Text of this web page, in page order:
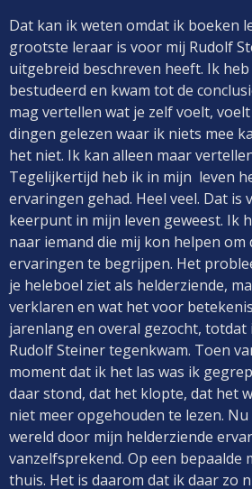
Dat kan ik weten omdat ik boeken
grootste leraar is voor mij Rudolf
uitgebreid beschreven heeft. Ik
bestudeerd en kwam tot de
mag vertellen wat je zelf voelt,
dingen gelezen waar ik niets mee
het niet. Ik kan alleen maar
Tegelijkertijd heb ik in mijn leven
ervaringen gehad. Heel veel. Dat is
keerpunt in mijn leven geweest. Ik
naar iemand die mij kon helpen om
ervaringen te begrijpen. Het
je heleboel ziet als helderziende,
verklaren en wat het voor
jarenlang en overal gezocht, totdat
Rudolf Steiner tegenkwam. Toen
moment dat ik het las was ik
daar stond, dat het klopte, dat het
niet meer opgehouden te lezen.
wereld door mijn helderziende
vanzelfsprekend. Op een bepaalde
thuis. Het is daarom dat ik daar zo